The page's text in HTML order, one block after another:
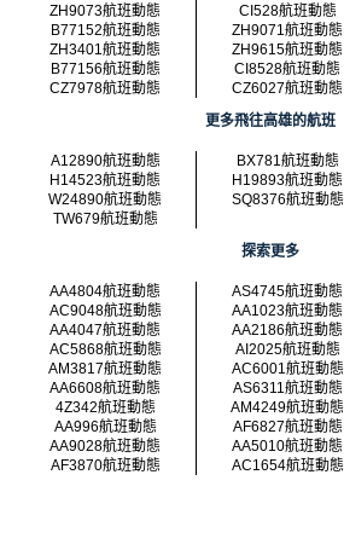
ZH9073航班動態
CI528航班動態
B77152航班動態
ZH9071航班動態
ZH3401航班動態
ZH9615航班動態
B77156航班動態
CI8528航班動態
CZ7978航班動態
CZ6027航班動態
更多飛往高雄的航班
A12890航班動態
BX781航班動態
H14523航班動態
H19893航班動態
W24890航班動態
SQ8376航班動態
TW679航班動態
探索更多
AA4804航班動態
AS4745航班動態
AC9048航班動態
AA1023航班動態
AA4047航班動態
AA2186航班動態
AC5868航班動態
AI2025航班動態
AM3817航班動態
AC6001航班動態
AA6608航班動態
AS6311航班動態
4Z342航班動態
AM4249航班動態
AA996航班動態
AF6827航班動態
AA9028航班動態
AA5010航班動態
AF3870航班動態
AC1654航班動態